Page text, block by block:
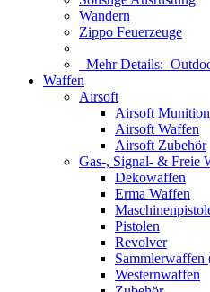
Wandern
Zippo Feuerzeuge
Mehr Details:
Waffen
Airsoft
Airsoft Munition
Airsoft Waffen
Airsoft Zubehör
Gas-, Signal- & Freie
Dekowaffen
Erma Waffen
Pistolen
Revolver
Sammlerwaffen
Westernwaffen